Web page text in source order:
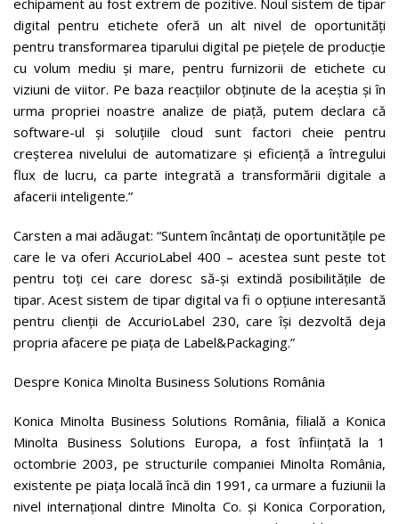
digital pentru etichete oferă un alt nivel de oportunități
pentru transformarea tiparului digital pe piețele de producție
cu volum mediu și mare, pentru furnizorii de etichete cu
viziuni de viitor. Pe baza reacțiilor obținute de la aceștia și în
urma propriei noastre analize de piață, putem declara că
software-ul și soluțiile cloud sunt factori cheie pentru
creșterea nivelului de automatizare și eficiență a întregului
flux de lucru, ca parte integrată a transformării digitale a
afacerii inteligente.”
Carsten a mai adăugat: “Suntem încântați de oportunitățile pe
care le va oferi AccurioLabel 400 – acestea sunt peste tot
pentru toți cei care doresc să-și extindă posibilitățile de
tipar. Acest sistem de tipar digital va fi o opțiune interesantă
pentru clienții de AccurioLabel 230, care își dezvoltă deja
propria afacere pe piața de Label&Packaging.”
Despre Konica Minolta Business Solutions România
Konica Minolta Business Solutions România, filială a Konica
Minolta Business Solutions Europa, a fost înfiinţată la 1
octombrie 2003, pe structurile companiei Minolta România,
existente pe piaţa locală încă din 1991, ca urmare a fuziunii la
nivel internaţional dintre Minolta Co. şi Konica Corporation,